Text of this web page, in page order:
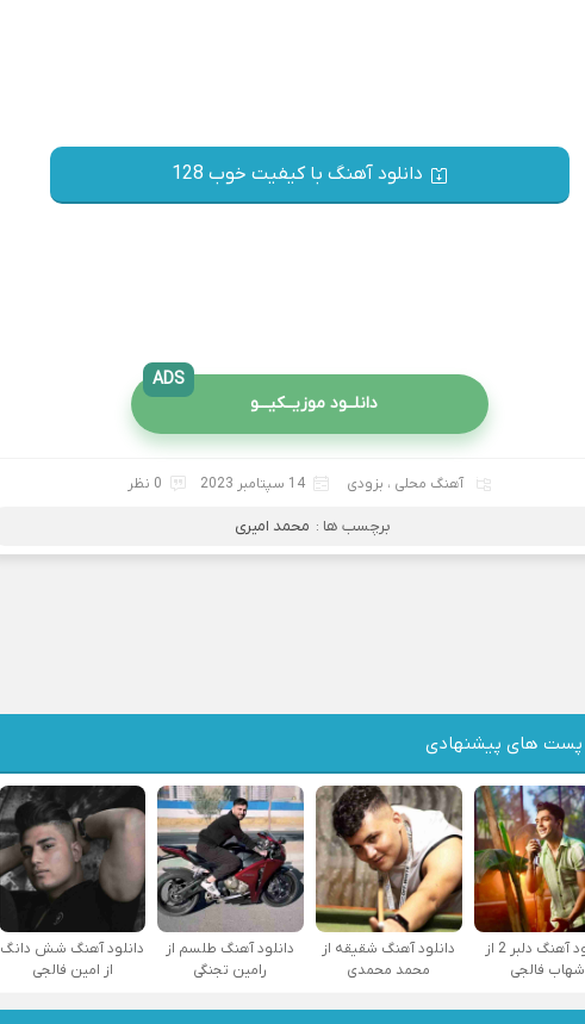
دانلود آهنگ با کیفیت خوب 128
دانلــود موزیــکیـــو
ADS
آهنگ محلی ، بزودی 14 سپتامبر 2023 0 نظر
برچسب ها : محمد امیری
پست های پیشنهادی
دانلود آهنگ دلبر 2 از
شهاب فالجی
دانلود آهنگ شقیقه از
محمد محمدی
دانلود آهنگ طلسم از
رامین تجنگی
دانلود آهنگ شش دانگ
از امین فالجی